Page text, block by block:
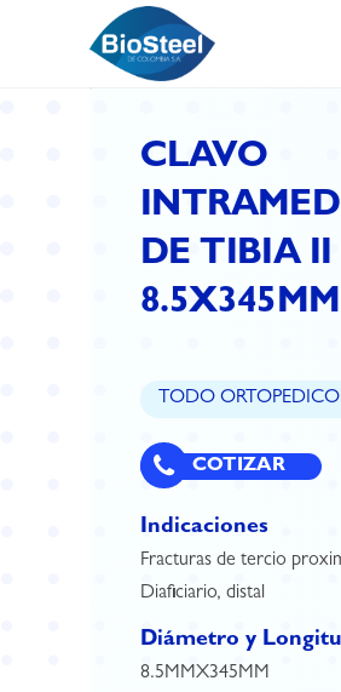
CLAVO
DE TIBIA II
8.5X345MM
TODO ORTOPEDICO
COTIZAR
Indicaciones
Fracturas de tercio
Diaficiario, distal
Diámetro y
8.5MMX345MM